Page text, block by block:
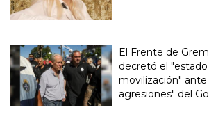
El Frente de
decretó el
movilización"
agresiones" del